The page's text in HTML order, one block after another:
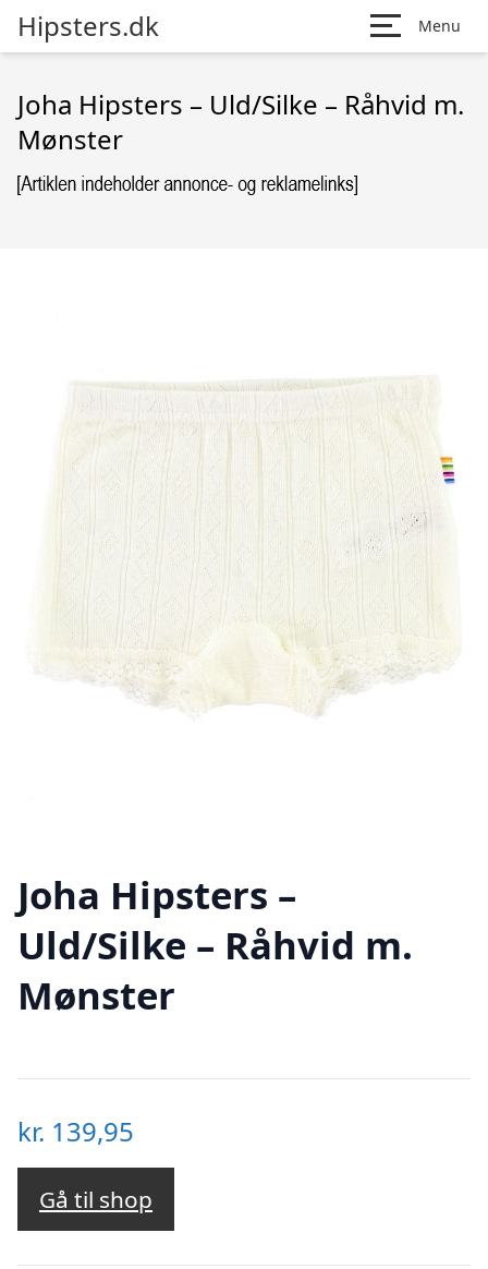
Hipsters.dk Menu
Joha Hipsters – Uld/Silke – Råhvid m.
Mønster
Joha Hipsters –
Uld/Silke – Råhvid m.
Mønster
kr. 139,95
Gå til shop